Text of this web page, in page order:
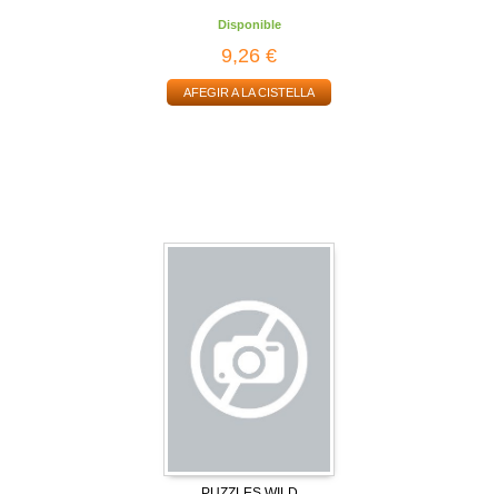
Disponible
9,26 €
AFEGIR A LA CISTELLA